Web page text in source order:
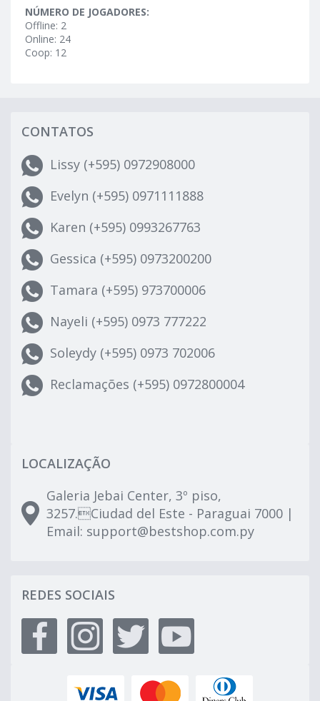
NÚMERO DE JOGADORES:
Offline: 2
Online: 24
Coop: 12
CONTATOS
Lissy (+595) 0972908000
Evelyn (+595) 0971111888
Karen (+595) 0993267763
Gessica (+595) 0973200200
Tamara (+595) 973700006
Nayeli (+595) 0973 777222
Soleydy (+595) 0973 702006
Reclamações (+595) 0972800004
LOCALIZAÇÃO
Galeria Jebai Center, 3º piso,
3257.Ciudad del Este - Paraguai 7000 |
Email: support@bestshop.com.py
REDES SOCIAIS